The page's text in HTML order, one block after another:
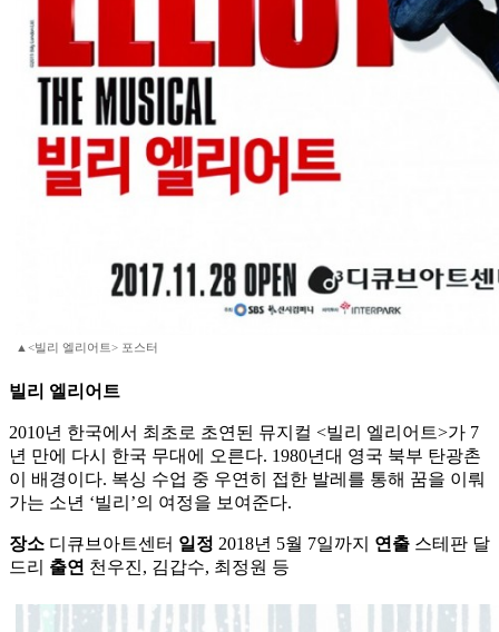
▲<빌리 엘리어트> 포스터
빌리 엘리어트
2010년 한국에서 최초로 초연된 뮤지컬 <빌리 엘리어트>가 7
년 만에 다시 한국 무대에 오른다. 1980년대 영국 북부 탄광촌
이 배경이다. 복싱 수업 중 우연히 접한 발레를 통해 꿈을 이뤄
가는 소년 ‘빌리’의 여정을 보여준다.
장소 디큐브아트센터 일정 2018년 5월 7일까지 연출 스테판 달
드리 출연 천우진, 김갑수, 최정원 등